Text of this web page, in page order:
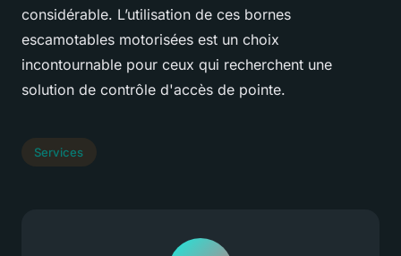
considérable. L’utilisation de ces bornes
escamotables motorisées est un choix
incontournable pour ceux qui recherchent une
solution de contrôle d'accès de pointe.
Services